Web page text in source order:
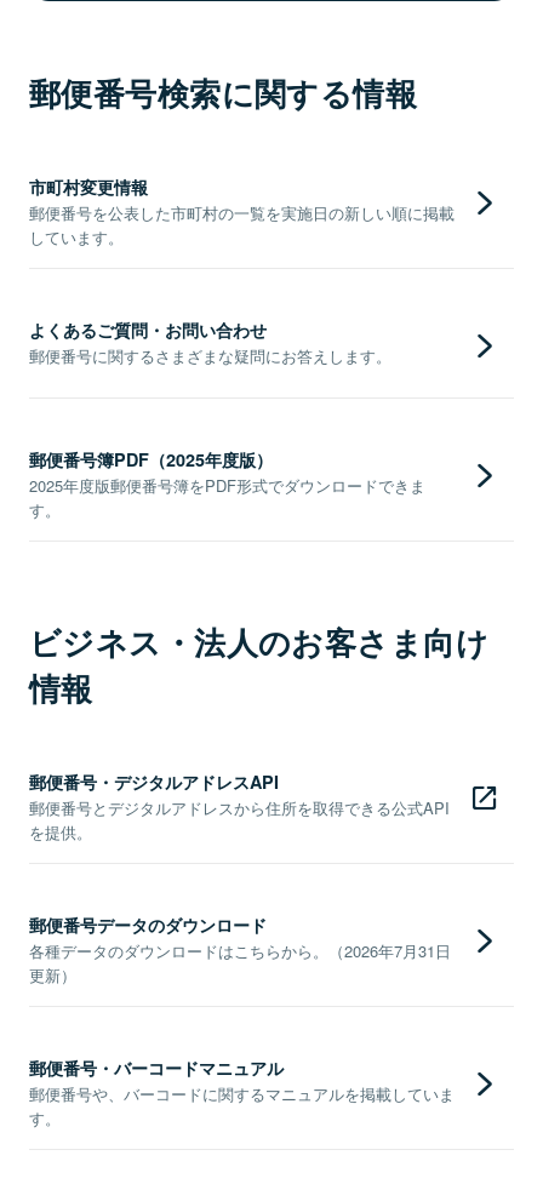
郵便番号検索に関する情報
市町村変更情報
郵便番号を公表した市町村の一覧を実施日の新しい順に掲載
しています。
よくあるご質問・お問い合わせ
郵便番号に関するさまざまな疑問にお答えします。
郵便番号簿PDF（2025年度版）
2025年度版郵便番号簿をPDF形式でダウンロードできま
す。
ビジネス・法人のお客さま向け
情報
郵便番号・デジタルアドレスAPI
郵便番号とデジタルアドレスから住所を取得できる公式API
を提供。
郵便番号データのダウンロード
各種データのダウンロードはこちらから。（2026年7月31日
更新）
郵便番号・バーコードマニュアル
郵便番号や、バーコードに関するマニュアルを掲載していま
す。